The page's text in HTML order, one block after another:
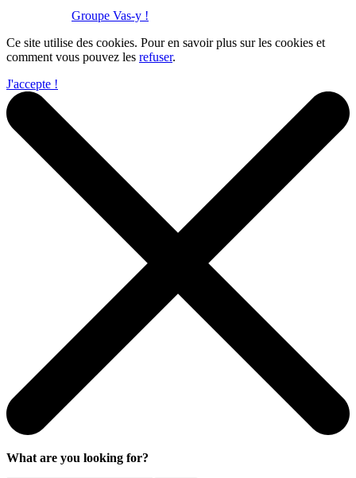
Groupe Vas-y !
Ce site utilise des cookies. Pour en savoir plus sur les cookies et
comment vous pouvez les refuser.
J'accepte !
What are you looking for?